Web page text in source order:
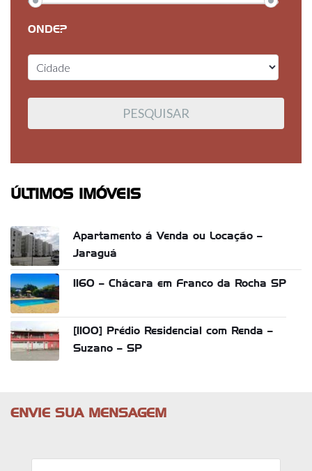
ONDE?
ÚLTIMOS IMÓVEIS
Apartamento á Venda ou Locação –
Jaraguá
1160 – Chácara em Franco da Rocha SP
[1100] Prédio Residencial com Renda –
Suzano – SP
ENVIE SUA MENSAGEM